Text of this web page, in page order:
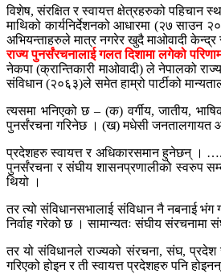
विशेष, संरक्षित र स्वायत्त क्षेत्रहरुको पहिचान
माथिको कार्यनिर्देशनको आधारमा (२७ साउन
अभियन्ताहरुले मात्र नगरेर खुदै माओवादी केन्द्र
राज्य पुनर्संरचनालाई गलत दिशामा लगेको
नेकपा (क्रान्तिकारी माओवादी) ले नेपालको
संविधान (२०६३)ले समेत हाम्रो पार्टीको
त्यसमा भनिएको छ – (क) वर्गीय, जातीय,
पुनर्संरचना गरिनेछ । (ख) मधेसी जनतालगायत
प्रदेशहरु स्वायत्त र अधिकारसमान हुनेछन् । ….
पुनर्संरचना र संघीय शासनप्रणालीको स्वरुप
थियो ।
तर त्यो संविधानसभालाई संविधान नै नबनाई
निर्वाह गरेको छ । सामान्यतः संघीय संरचनामा
तर यो संविधानले राज्यको संरचना, संघ, प्रदेश
गरिएको होइन र ती स्वायत्त प्रदेशहरु पनि